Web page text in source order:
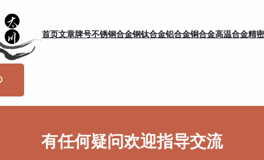
首页文章牌号不锈钢合金钢钛合金铝合金铜合金高温合金精
有任何疑问欢迎指导交流